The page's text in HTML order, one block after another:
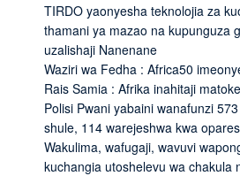
TIRDO yaonyesha teknolojia za
thamani ya mazao na kupunguza
uzalishaji Nanenane
Waziri wa Fedha : Africa50
Rais Samia : Afrika inahitaji
Polisi Pwani yabaini wanafunzi
shule, 114 warejeshwa kwa
Wakulima, wafugaji, wavuvi
kuchangia utoshelevu wa chakula